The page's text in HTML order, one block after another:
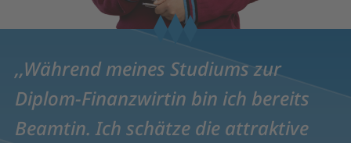
Während meines Studiums zur
Diplom-Finanzwirtin bin ich bereits
Beamtin. Ich schätze die attraktive